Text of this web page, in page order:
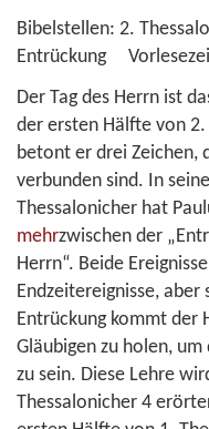
Bibelstellen: 2.
Entrückung
Der Tag des Herrn ist
der ersten Hälfte von
betont er drei Zeichen,
verbunden sind. In
Thessalonicher hat
mehrzwischen der
Herrn“. Beide
Endzeitereignisse,
Entrückung kommt der
Gläubigen zu holen,
zu sein. Diese Lehre
Thessalonicher 4